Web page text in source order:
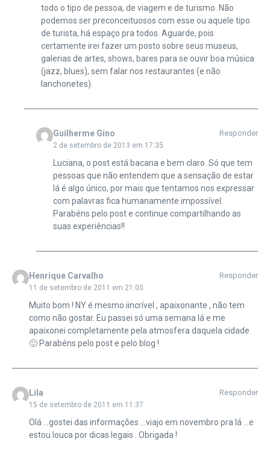
todo o tipo de pessoa, de viagem e de turismo. Não
podemos ser preconceituosos com esse ou aquele tipo
de turista, há espaço pra todos. Aguarde, pois
certamente irei fazer um posto sobre seus museus,
galerias de artes, shows, bares para se ouvir boa música
(jazz, blues), sem falar nos restaurantes (e não
lanchonetes).
Guilherme Gino
2 de setembro de 2013 em 17:35
Responder
Luciana, o post está bacana e bem claro. Só que tem
pessoas que não entendem que a sensação de estar
lá é algo único, por mais que tentamos nos expressar
com palavras fica humanamente impossível.
Parabéns pelo post e continue compartilhando as
suas experiências!!
Henrique Carvalho
11 de setembro de 2011 em 21:00
Responder
Muito bom ! NY é mesmo iincrível , apaixonante , não tem
como não gostar. Eu passei só uma semana lá e me
apaixonei completamente pela atmosfera daquela cidade
🙂 Parabéns pelo post e pelo blog !
Lila
15 de setembro de 2011 em 11:37
Responder
Olá …gostei das informações …viajo em novembro pra lá …e
estou louca por dicas legais . Obrigada !